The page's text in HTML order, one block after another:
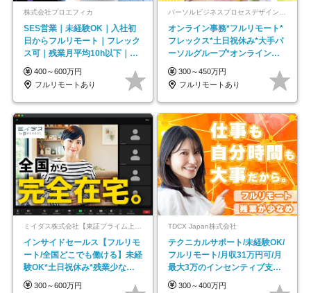
株式会社プロエフィカ
SES営業｜未経験OK｜入社初
日からフルリモート｜フレック
ス可｜残業月平均10h以下｜事
業立ち上げメンバー
400～600万円
フルリモートあり
パーソルビジネスプロセスデザイン株式会社 事業開発本部
オンライン事務*フルリモート*
フレックス*土日祝休み*大手パ
ーソルグループ*オンライン面
接*30～40代活躍中
300～450万円
フルリモートあり
インサイドセールス【フルリモ
ート/全国どこでも働ける】未経
験OK*土日祝休み*残業少なめ*
在宅勤務手当あり
300～600万円
TDCX Japan株式会社
テクニカルサポート/未経験OK/
フルリモート/月収31万円可/月
最大3万のインセンティブ支給/
平均年齢33歳
300～400万円